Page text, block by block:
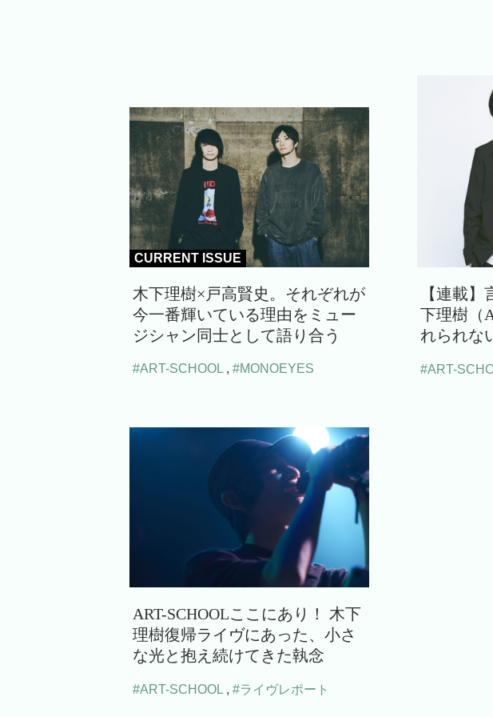
CURRENT ISSUE
木下理樹×戸高賢史。それぞれが
今一番輝いている理由をミュー
ジシャン同士として語り合う
#ART-SCHOOL , #MONOEYES
【連載
下理樹（
れられな
#ART-
ART-SCHOOLここにあり！ 木下
理樹復帰ライヴにあった、小さ
な光と抱え続けてきた執念
#ART-SCHOOL , #ライヴレポート